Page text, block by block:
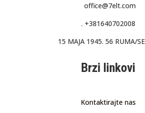
office@7elt.com
. +381640702008
15 MAJA 1945. 56 RUMA/
Brzi linkovi
Kontaktirajte nas